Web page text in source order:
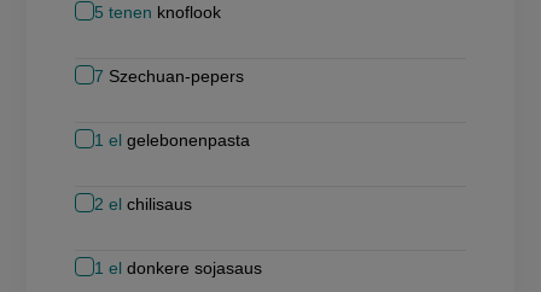
5 tenen knoflook
7 Szechuan-pepers
1 el gelebonenpasta
2 el chilisaus
1 el donkere sojasaus